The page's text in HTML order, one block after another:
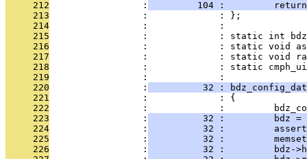
     212
                 :
104 :
     213
                 :             : };
     214
                 :             :
     215
:             : static int
     216
:             : static void
     217
:             : static void
     218
:             : static
     219
                 :             :
     220
                 :
32 :
     221
                 :             : {
     222
:             :
     223
                 :
32 :         bdz =
     224
                 :
32 :
     225
                 :
32 :
     226
                 :
32 :         bdz-